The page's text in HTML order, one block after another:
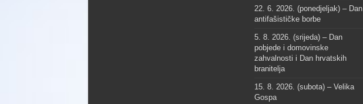
22. 6. 2026. (ponedjeljak) – Dan
antifašističke borbe
5. 8. 2026. (srijeda) – Dan
pobjede i domovinske
zahvalnosti i Dan hrvatskih
branitelja
15. 8. 2026. (subota) – Velika
Gospa